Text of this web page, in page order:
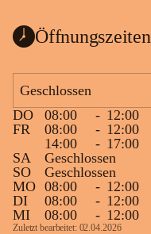
Öffnungszeiten
Geschlossen
DO
08:00 - 12:00
FR
08:00 - 12:00
14:00
- 17:00
SA
Geschlossen
SO
Geschlossen
MO 08:00 - 12:00
DI
08:00 - 12:00
MI
08:00 - 12:00
Zuletzt bearbeitet: 02.04.2026